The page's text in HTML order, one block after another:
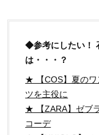
◆参考にしたい！
は・・・？
★ 【COS】夏のワ
ツを主役に
★ 【ZARA】ゼブ
コーデ